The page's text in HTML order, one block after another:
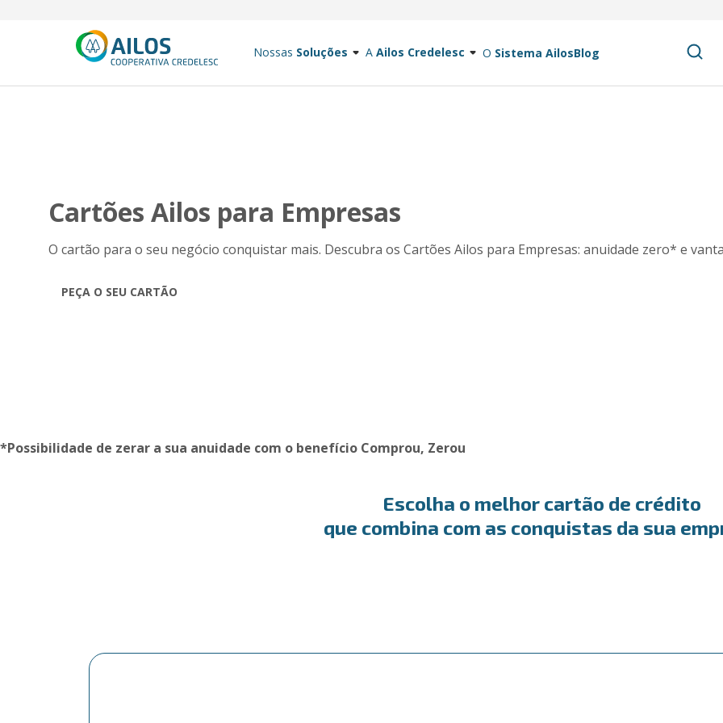
Nossas Soluções A Ailos Credelesc O Sistema AilosBlog
Cartões Ailos para Empresas
O cartão para o seu negócio conquistar mais. Descubra os Cartões Ailos para Empresas: anuidade zero* e
PEÇA O SEU CARTÃO
*Possibilidade de zerar a sua anuidade com o benefício Comprou, Zerou
Escolha o melhor cartão de crédito
que combina com as conquistas da sua